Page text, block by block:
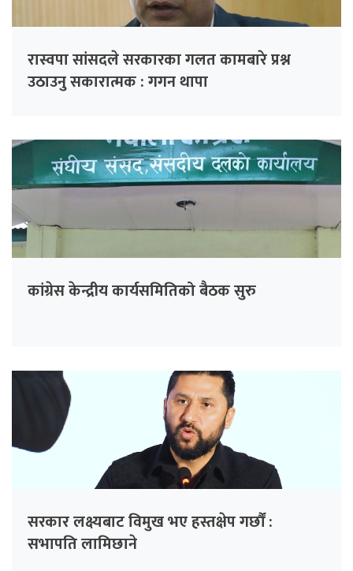
रास्वपा सांसदले सरकारका गलत कामबारे प्रश्न
उठाउनु सकारात्मक : गगन थापा
कांग्रेस केन्द्रीय कार्यसमितिको बैठक सुरु
सरकार लक्ष्यबाट विमुख भए हस्तक्षेप गर्छौं :
सभापति लामिछाने